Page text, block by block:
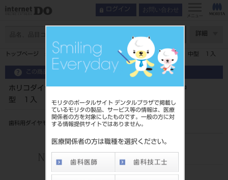
モリタのポータルサイト デンタルプラザで掲載し
ているモリタの製品、サービス等の情報は、医療
関係者の方を対象にしたものです。一般の方に対
する情報提供サイトではありません。
医療関係者の方は職種を選択ください。
ログイン お問い合わせ
メニュー
詳細
トップページ ホリコダイヤモンドポイントＦＧ ６９７／０１６ 中型 １入
この商品に関するお問い合わせ
ホリコダイヤモンドポイントＦＧ ６９７／０１６ 中
型 １入
歯科用ダイヤモンドバー
品目コード
206510656
JAN/EANコード